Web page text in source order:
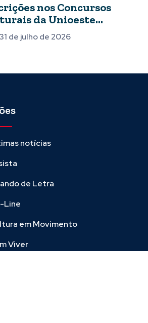
nos Concursos
da Unioeste
novo prazo
31 de julho de 2026
notícias
de Letra
Line
em Movimento
Viver